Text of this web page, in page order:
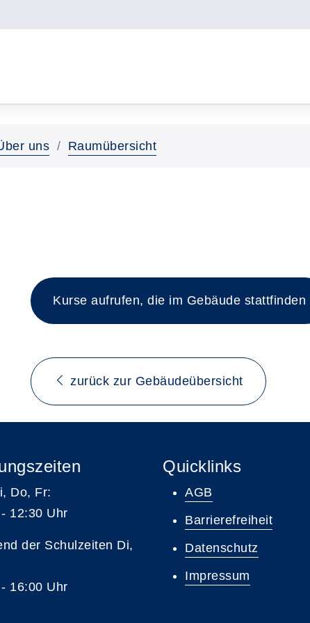
uns Raumübersicht
Kurse aufrufen, die im Gebäude stattfinden
zurück zur Gebäudeübersicht
Do, Fr:
12:30 Uhr
der Schulzeiten Di,
16:00 Uhr
Quicklinks
AGB
Barrierefreiheit
Datenschutz
Impressum